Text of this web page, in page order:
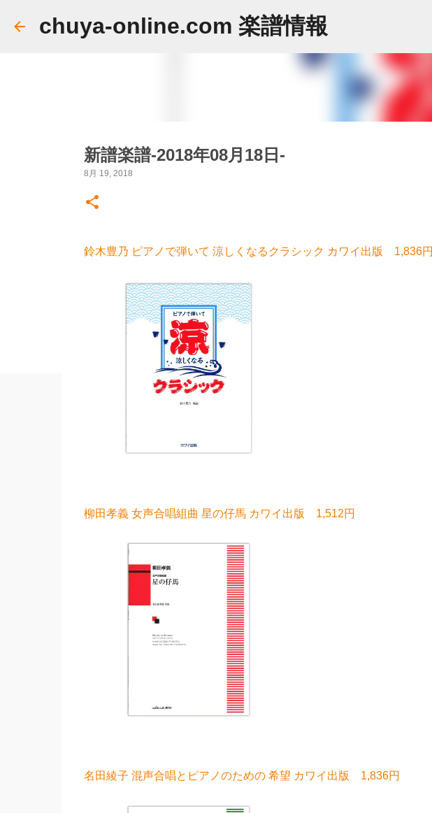
chuya-online.com 楽譜情報
新譜楽譜-2018年08月18日-
8月 19, 2018
鈴木豊乃 ピアノで弾いて 涼しくなるクラシック カワイ出版 1,836円
柳田孝義 女声合唱組曲 星の仔馬 カワイ出版 1,512円
名田綾子 混声合唱とピアノのための 希望 カワイ出版 1,836円